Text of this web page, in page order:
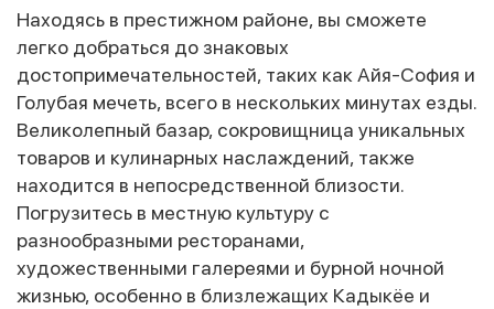
Находясь в престижном районе, вы сможете
легко добраться до знаковых
достопримечательностей, таких как Айя-София и
Голубая мечеть, всего в нескольких минутах езды.
Великолепный базар, сокровищница уникальных
товаров и кулинарных наслаждений, также
находится в непосредственной близости.
Погрузитесь в местную культуру с
разнообразными ресторанами,
художественными галереями и бурной ночной
жизнью, особенно в близлежащих Кадыкёе и